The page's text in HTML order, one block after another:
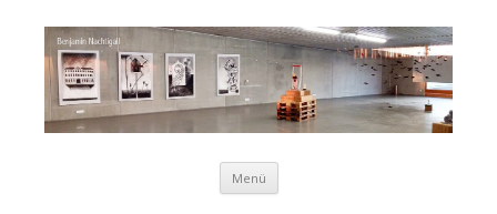
Menü Zum Inhalt springen